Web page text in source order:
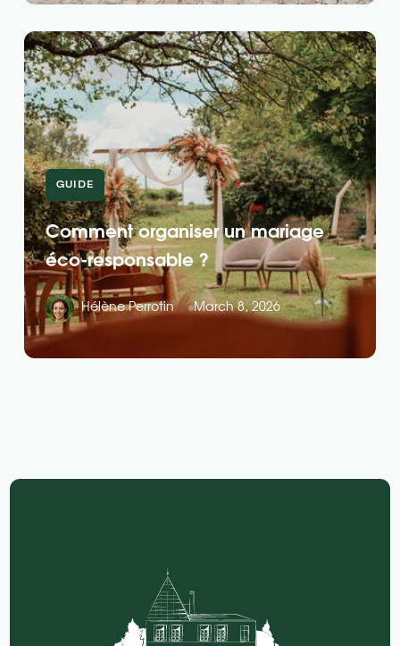
GUIDE
Comment organiser un mariage
éco-responsable ?
Hélène Perrotin March 8, 2026